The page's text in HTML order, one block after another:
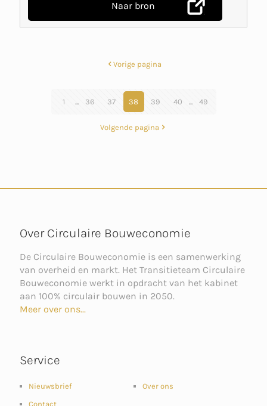
Naar bron
Vorige pagina
1 ... 36 37 38 39 40 ... 49
Volgende pagina
Over Circulaire Bouweconomie
De Circulaire Bouweconomie is een samenwerking
van overheid en markt. Het Transitieteam Circulaire
Bouweconomie werkt in opdracht van het kabinet
aan 100% circulair bouwen in 2050.
Meer over ons...
Service
Nieuwsbrief
Contact
Over ons